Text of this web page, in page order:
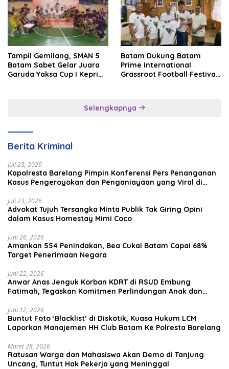
Tampil Gemilang, SMAN 5
Batam Sabet Gelar Juara
Garuda Yaksa Cup I Kepri
Batam Dukung Batam
Prime International
Grassroot Football Festival
Brunei–Malaysia
Selengkapnya
Berita Kriminal
Juli 23, 2026
Kapolresta Barelang Pimpin Konferensi Pers Penanganan
Kasus Pengeroyokan dan Penganiayaan yang Viral di
Juli 23, 2026
Advokat Tujuh Tersangka Minta Publik Tak Giring Opini
dalam Kasus Homestay Mimi Coco
Juni 26, 2026
Amankan 554 Penindakan, Bea Cukai Batam Capai 68%
Target Penerimaan Negara
Juni 22, 2026
Anwar Anas Jenguk Korban KDRT di RSUD Embung
Fatimah, Tegaskan Komitmen Perlindungan Anak dan
Juni 12, 2026
Buntut Foto ‘Blacklist’ di Diskotik, Kuasa Hukum LCM
Laporkan Manajemen HH Club Batam Ke Polresta Barelang
Maret 28, 2026
Ratusan Warga dan Mahasiswa Akan Demo di Tanjung
Uncang, Tuntut Hak Pekerja yang Meninggal